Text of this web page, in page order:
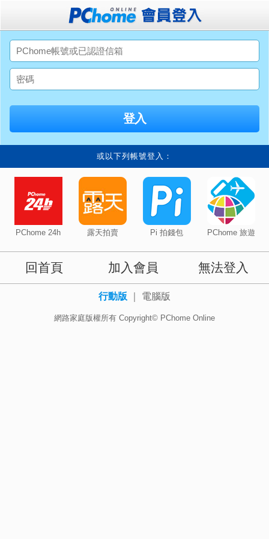
或以下列帳號登入：
PChome 24h 露天拍賣 Pi 拍錢包 PChome 旅遊
回首頁 加入會員 無法登入
行動版 電腦版
網路家庭版權所有 Copyright© PChome Online